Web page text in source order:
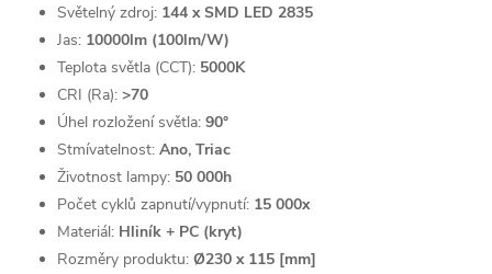
Světelný zdroj: 144 x SMD LED 2835
Jas: 10000lm (100lm/W)
Teplota světla (CCT): 5000K
CRI (Ra): >70
Úhel rozložení světla: 90°
Stmívatelnost: Ano, Triac
Životnost lampy: 50 000h
Počet cyklů zapnutí/vypnutí: 15 000x
Materiál: Hliník + PC (kryt)
Rozměry produktu: Ø230 x 115 [mm]